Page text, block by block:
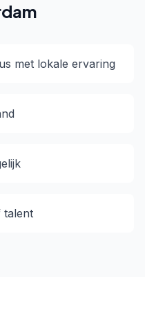
met lokale ervaring
talent